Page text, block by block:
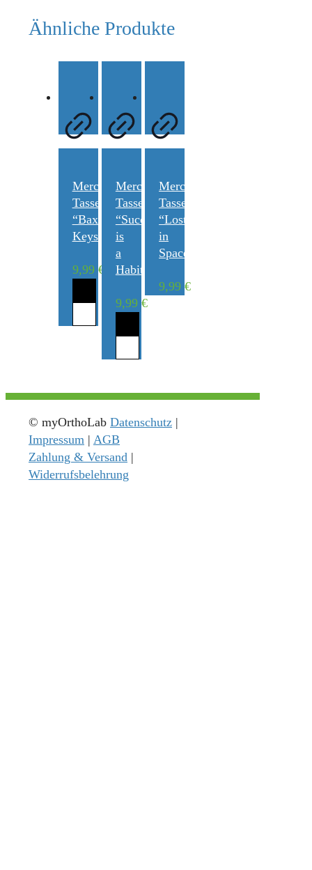
Ähnliche Produkte
Merchandise
Tasse
“Baxmann
Keys”
9,99 €
Merchandise
Tasse
“Success
is
a
Habit”
9,99 €
Merchandise
Tasse
“Lost
in
Space”
9,99€
© myOrthoLab Datenschutz |
Impressum | AGB
Zahlung & Versand |
Widerrufsbelehrung